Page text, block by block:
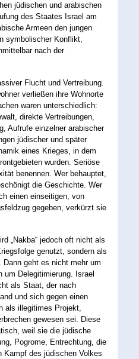
jüdischen und arabischen
des Staates Israel am
Armeen den jungen
symbolischer Konflikt,
nach der
Flucht und Vertreibung.
verließen ihre Wohnorte
waren unterschiedlich:
direkte Vertreibungen,
Aufrufe einzelner arabischer
jüdischer und später
eines Krieges, in dem
wurden. Seriöse
benennen. Wer behauptet,
die Geschichte. Wer
einen einseitigen, von
gegeben, verkürzt sie
„Nakba“ jedoch oft nicht als
genutzt, sondern als
geht es nicht mehr um
um Delegitimierung. Israel
als Staat, der nach
und sich gegen einen
als illegitimes Projekt,
gewesen sei. Diese
weil sie die jüdische
Pogrome, Entrechtung, die
Kampf des jüdischen Volkes